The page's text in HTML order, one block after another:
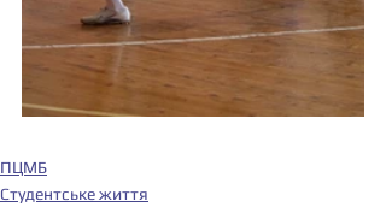
ПЦМБ
Студентське життя